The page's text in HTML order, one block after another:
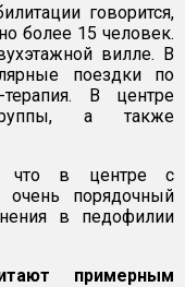
говорится,
более 15 человек.
вилле. В
поездки по
В центре
а также
что в центре с
порядочный
в педофилии
примерным